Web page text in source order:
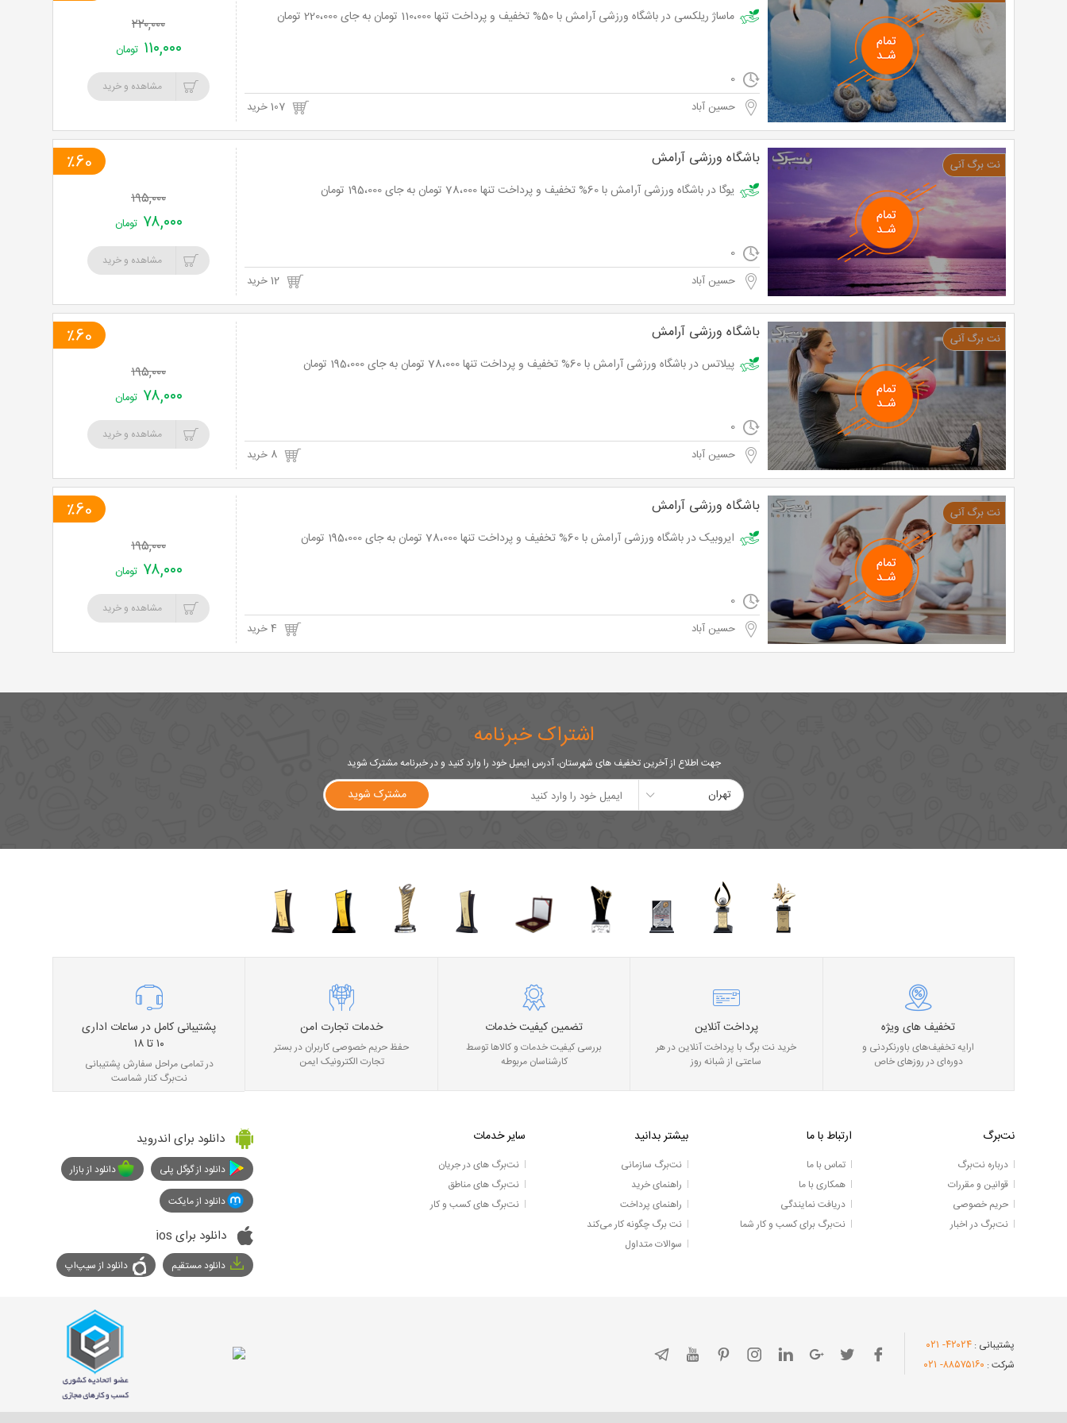
ماساژ ریلکسی در باشگاه ورزشی آرامش با 50% تخفیف و پرداخت تنها 110،000 تومان به جای 220،000 تومان
0
حسین آباد 107 خرید
۲۲۰,۰۰۰
۱۱۰,۰۰۰ تومان
مشاهده و خرید
باشگاه ورزشی آرامش
یوگا در باشگاه ورزشی آرامش با 60% تخفیف و پرداخت تنها 78،000 تومان به جای 195،000 تومان
0
حسین آباد 12 خرید
٪60
۱۹۵,۰۰۰
۷۸,۰۰۰ تومان
مشاهده و خرید
باشگاه ورزشی آرامش
پیلاتس در باشگاه ورزشی آرامش با 60% تخفیف و پرداخت تنها 78،000 تومان به جای 195،000 تومان
0
حسین آباد 8 خرید
٪60
۱۹۵,۰۰۰
۷۸,۰۰۰ تومان
مشاهده و خرید
باشگاه ورزشی آرامش
ایروبیک در باشگاه ورزشی آرامش با 60% تخفیف و پرداخت تنها 78،000 تومان به جای 195،000 تومان
0
حسین آباد
٪60
۱۹۵,۰۰۰
۷۸,۰۰۰ تومان
مشاهده و خرید
اشتراک خبرنامه
جهت اطلاع از آخرین تخفیف های شهرستان، آدرس ایمیل خود را وارد کنید و در خبرنامه مشترک شوید
تهران مشترک شوید
تخفیف های ویژه
ارایه تخفیف‌های باورنکردنی و
دوره‌ای در روز‌های خاص
پرداخت آنلاین
خرید نت برگ با پرداخت آنلاین در هر
ساعتی از شبانه روز
تضمین کیفیت خدمات
بررسی کیفیت خدمات و کالاها توسط
کارشناسان مربوطه
خدمات تجارت امن
حفظ حریم خصوصی کاربران در بستر
تجارت الکترونیک ایمن
پشتیبانی کامل در ساعات اداری
۱۰ تا ۱۸
در تمامی مراحل سفارش پشتیبانی
نت‌برگ کنار شماست
دانلود برای اندروید
دانلود از گوگل پلی
دانلود از بازار
دانلود از مایکت
دانلود برای ios
دانلود مستقیم دانلود از سیپ‌اپ
نت‌برگ
درباره نت‌برگ
قوانین و مقررات
حریم خصوصی
نت‌برگ در اخبار
ارتباط با ما
تماس با ما
همکاری با ما
دریافت نمایندگی
نت‌برگ برای کسب و کار شما
بیشتر بدانید
نت‌برگ سازمانی
راهنمای خرید
راهنمای پرداخت
نت برگ چگونه کار می‌کند
سوالات متداول
سایر خدمات
نت‌برگ های در جریان
نت‌برگ های مناطق
نت‌برگ های کسب و کار
پشتیبانی : ۴۲۰۲۴- ۰۲۱
شرکت : ۸۸۵۷۵۱۶۰- ۰۲۱